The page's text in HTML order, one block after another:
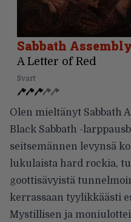
Sabbath
A Letter of Red
Svart
Olen mieltänyt Sabbath
Black Sabbath -
seitsemännen levynsä
lukulaista hard rockia,
goottisävyistä
kerrassaan tyylikkäästi
Mystillisen ja